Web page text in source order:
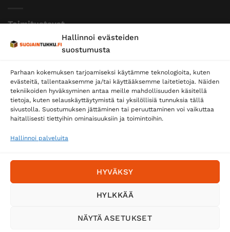
Hallinnoi evästeiden
suostumusta
Parhaan kokemuksen tarjoamiseksi käytämme teknologioita, kuten
evästeitä, tallentaaksemme ja/tai käyttääksemme laitetietoja. Näiden
tekniikoiden hyväksyminen antaa meille mahdollisuuden käsitellä
tietoja, kuten selauskäyttäytymistä tai yksilöllisiä tunnuksia tällä
sivustolla. Suostumuksen jättäminen tai peruuttaminen voi vaikuttaa
haitallisesti tiettyihin ominaisuuksiin ja toimintoihin.
Hallinnoi palveluita
HYVÄKSY
HYLKKÄÄ
NÄYTÄ ASETUKSET
Toimitustavat
Posti
Postnord
Tilaa uutiskirje ja saat erikoisalennuksia